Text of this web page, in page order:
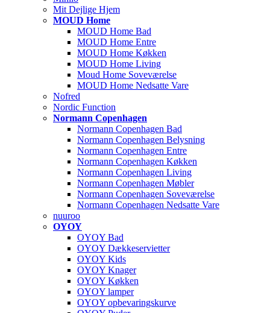
Mit Dejlige Hjem
MOUD Home
MOUD Home Bad
MOUD Home Entre
MOUD Home Køkken
MOUD Home Living
Moud Home Soveværelse
MOUD Home Nedsatte Vare
Nofred
Nordic Function
Normann Copenhagen
Normann Copenhagen Bad
Normann Copenhagen Belysning
Normann Copenhagen Entre
Normann Copenhagen Køkken
Normann Copenhagen Living
Normann Copenhagen Møbler
Normann Copenhagen Soveværelse
Normann Copenhagen Nedsatte Vare
nuuroo
OYOY
OYOY Bad
OYOY Dækkeservietter
OYOY Kids
OYOY Knager
OYOY Køkken
OYOY lamper
OYOY opbevaringskurve